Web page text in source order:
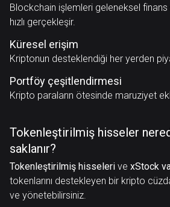
Blockchain işlemleri geleneksel
hızlı gerçekleşir.
Küresel erişim
Kriptonun desteklendiği her yerden
Portföy çeşitlendirmesi
Kripto paraların ötesinde maruziyet
Tokenleştirilmiş hisseler
saklanır?
Tokenleştirilmiş hisseleri ve xStock
tokenlarını destekleyen bir kripto
ve yönetebilirsiniz.